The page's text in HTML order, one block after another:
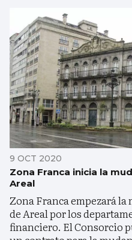
9 OCT 2020
Zona Franca inicia la
Areal
Zona Franca empezará la
de Areal por los
financiero. El Consorcio